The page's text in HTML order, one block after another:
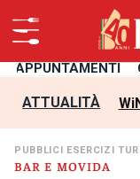
APPUNTAMENTI
ATTUALITÀ
BAR E MOVIDA
PUBBLICI ESERCIZI